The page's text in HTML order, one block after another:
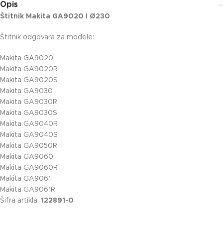
Opis
Štitnik Makita GA9020 I Ø230
Štitnik odgovara za modele:
Makita GA9020
Makita GA9020R
Makita GA9020S
Makita GA9030
Makita GA9030R
Makita GA9030S
Makita GA9040R
Makita GA9040S
Makita GA9050R
Makita GA9060
Makita GA9060R
Makita GA9061
Makita GA9061R
Šifra artikla: 122891-0